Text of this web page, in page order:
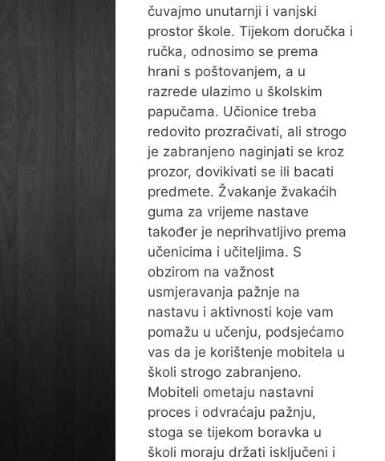
čuvajmo unutarnji i vanjski
prostor škole. Tijekom doručka i
ručka, odnosimo se prema
hrani s poštovanjem, a u
razrede ulazimo u školskim
papučama. Učionice treba
redovito prozračivati, ali strogo
je zabranjeno naginjati se kroz
prozor, dovikivati se ili bacati
predmete. Žvakanje žvakaćih
guma za vrijeme nastave
također je neprihvatljivo prema
učenicima i učiteljima. S
obzirom na važnost
usmjeravanja pažnje na
nastavu i aktivnosti koje vam
pomažu u učenju, podsjećamo
vas da je korištenje mobitela u
školi strogo zabranjeno.
Mobiteli ometaju nastavni
proces i odvraćaju pažnju,
stoga se tijekom boravka u
školi moraju držati isključeni i